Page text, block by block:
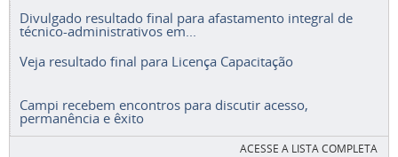
Divulgado resultado final para afastamento integral de
técnico-administrativos em...
Veja resultado final para Licença Capacitação
Campi recebem encontros para discutir acesso,
permanência e êxito
ACESSE A LISTA COMPLETA